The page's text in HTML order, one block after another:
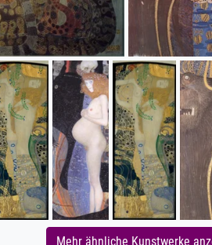
Mehr ähnliche Kunstwerke